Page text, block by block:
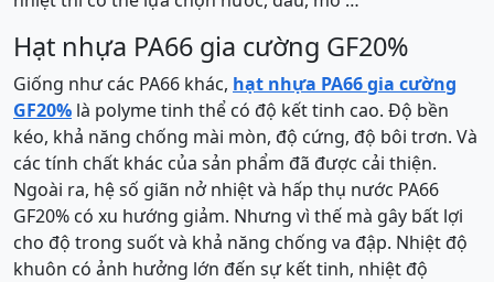
Hạt nhựa PA66 gia cường GF20%
Giống như các PA66 khác, hạt nhựa PA66 gia cường
GF20% là polyme tinh thể có độ kết tinh cao. Độ bền
kéo, khả năng chống mài mòn, độ cứng, độ bôi trơn. Và
các tính chất khác của sản phẩm đã được cải thiện.
Ngoài ra, hệ số giãn nở nhiệt và hấp thụ nước PA66
GF20% có xu hướng giảm. Nhưng vì thế mà gây bất lợi
cho độ trong suốt và khả năng chống va đập. Nhiệt độ
khuôn có ảnh hưởng lớn đến sự kết tinh, nhiệt độ